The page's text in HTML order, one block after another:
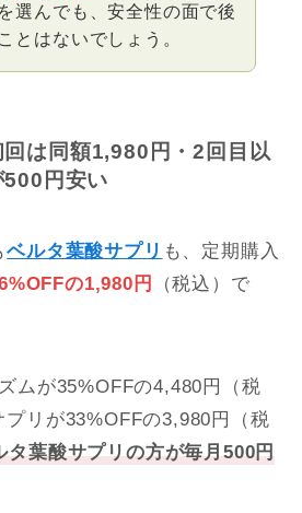
選んでも、安全性の面で後
とはないでしょう。
は同額1,980円・2回目以
500円安い
ベルタ葉酸サプリ も、定期購入
の1,980円
（税込）で
ムが35%OFFの4,480円（税
リが33%OFFの3,980円（税
タ葉酸サプリの方が毎月500円